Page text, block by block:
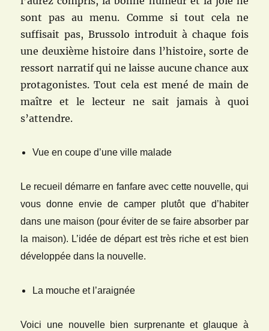
sont pas au menu. Comme si tout cela ne
suffisait pas, Brussolo introduit à chaque fois
une deuxième histoire dans l’histoire, sorte de
ressort narratif qui ne laisse aucune chance aux
protagonistes. Tout cela est mené de main de
maître et le lecteur ne sait jamais à quoi
s’attendre.
Vue en coupe d’une ville malade
Le recueil démarre en fanfare avec cette nouvelle, qui
vous donne envie de camper plutôt que d’habiter
dans une maison (pour éviter de se faire absorber par
la maison). L’idée de départ est très riche et est bien
développée dans la nouvelle.
La mouche et l’araignée
Voici une nouvelle bien surprenante et glauque à